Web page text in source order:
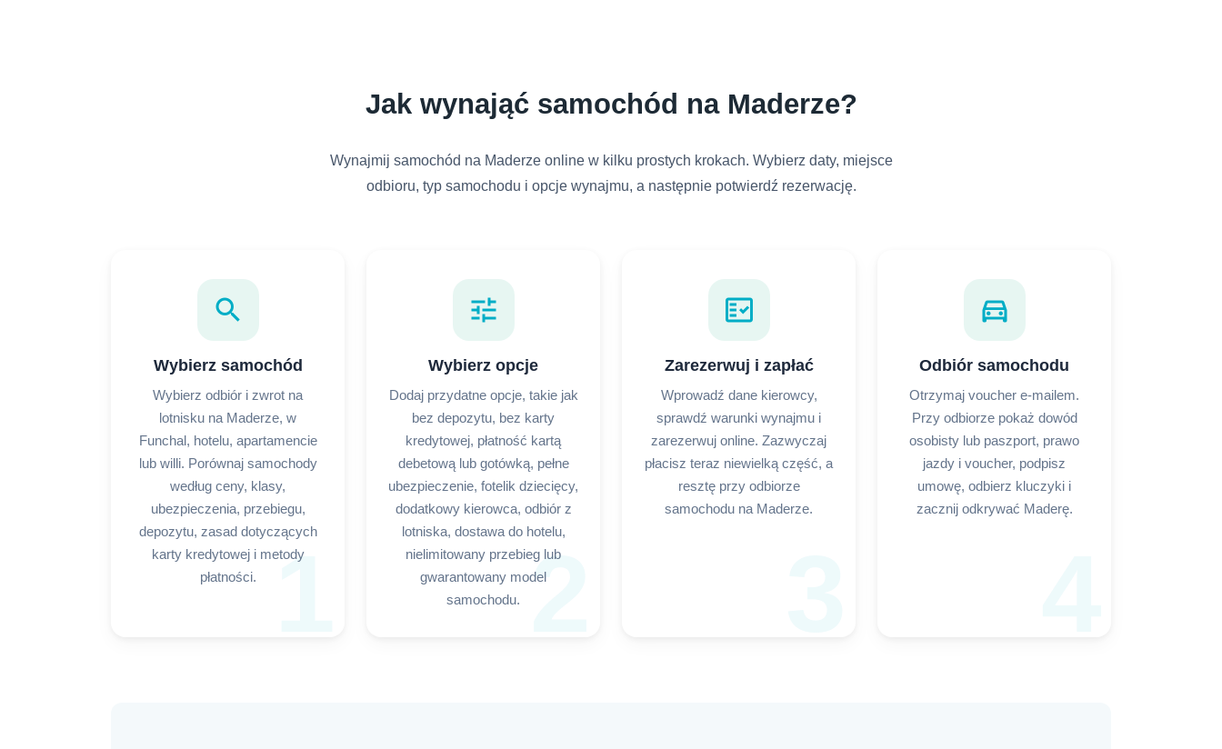
Jak wynająć samochód na Maderze?
Wynajmij samochód na Maderze online w kilku prostych krokach. Wybierz daty, miejsce
odbioru, typ samochodu i opcje wynajmu, a następnie potwierdź rezerwację.
1
search
Wybierz samochód
Wybierz odbiór i zwrot na
lotnisku na Maderze, w
Funchal, hotelu, apartamencie
lub willi. Porównaj samochody
według ceny, klasy,
ubezpieczenia, przebiegu,
depozytu, zasad dotyczących
karty kredytowej i metody
płatności.
2
tune
Wybierz opcje
Dodaj przydatne opcje, takie jak
bez depozytu, bez karty
kredytowej, płatność kartą
debetową lub gotówką, pełne
ubezpieczenie, fotelik dziecięcy,
dodatkowy kierowca, odbiór z
lotniska, dostawa do hotelu,
nielimitowany przebieg lub
gwarantowany model
samochodu.
fact_check
Zarezerwuj i zapłać
Wprowadź dane kierowcy,
sprawdź warunki wynajmu i
zarezerwuj online. Zazwyczaj
płacisz teraz niewielką część, a
resztę przy odbiorze
samochodu na Maderze.
directions_car
Odbiór samochodu
Otrzymaj voucher e-mailem.
Przy odbiorze pokaż dowód
osobisty lub paszport, prawo
jazdy i voucher, podpisz
umowę, odbierz kluczyki i
zacznij odkrywać Maderę.